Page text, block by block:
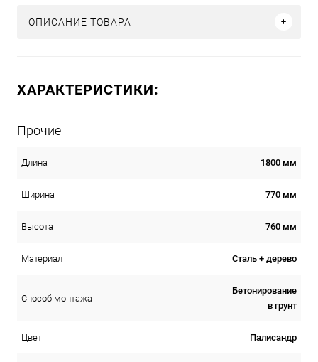
ОПИСАНИЕ ТОВАРА
ХАРАКТЕРИСТИКИ:
Прочие
Длина 1800 мм
Ширина 770 мм
Высота 760 мм
Материал Сталь + дерево
Способ монтажа
Бетонирование
в грунт
Цвет Палисандр